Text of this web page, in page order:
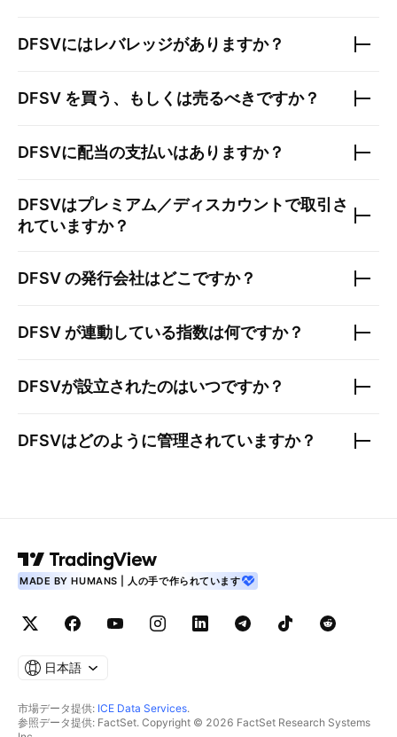
DFSVにはレバレッジがありますか？
DFSV を買う、もしくは売るべきですか？
DFSVに配当の支払いはありますか？
DFSVはプレミアム／ディスカウントで取引さ
れていますか？
DFSVの発行会社はどこですか？
DFSV が連動している指数は何ですか？
DFSVが設立されたのはいつですか？
DFSVはどのように管理されていますか？
MADE BY HUMANS | 人の手で作られています
日本語
市場データ提供: ICE Data Services.
参照データ提供: FactSet. Copyright © 2026 FactSet Research Systems